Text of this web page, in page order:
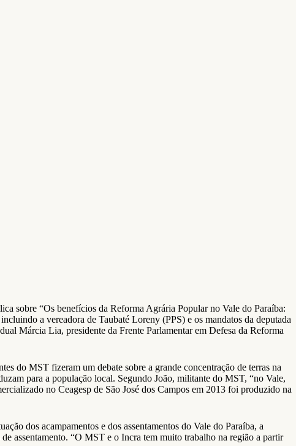
sobre “Os benefícios da Reforma Agrária Popular no Vale do Paraíba:
a vereadora de Taubaté Loreny (PPS) e os mandatos da deputada
Márcia Lia, presidente da Frente Parlamentar em Defesa da Reforma
do MST fizeram um debate sobre a grande concentração de terras na
para a população local. Segundo João, militante do MST, “no Vale,
no Ceagesp de São José dos Campos em 2013 foi produzido na
dos acampamentos e dos assentamentos do Vale do Paraíba, a
assentamento. “O MST e o Incra tem muito trabalho na região a partir